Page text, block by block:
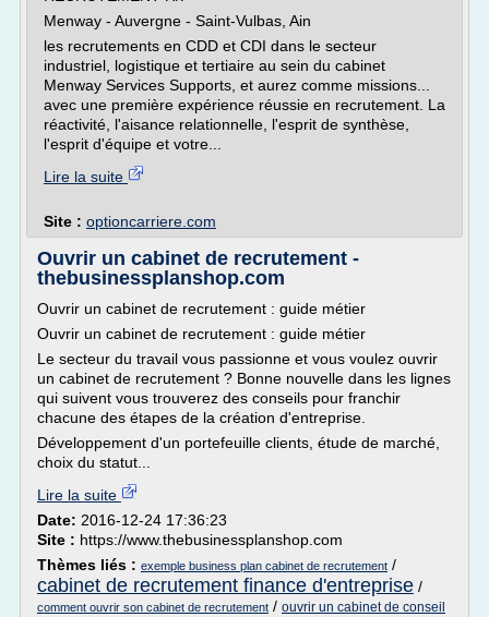
Menway - Auvergne - Saint-Vulbas, Ain
les recrutements en CDD et CDI dans le secteur
industriel, logistique et tertiaire au sein du cabinet
Menway Services Supports, et aurez comme missions...
avec une première expérience réussie en recrutement. La
réactivité, l'aisance relationnelle, l'esprit de synthèse,
l'esprit d'équipe et votre...
Lire la suite
Site : optioncarriere.com
Ouvrir un cabinet de recrutement -
thebusinessplanshop.com
Ouvrir un cabinet de recrutement : guide métier
Ouvrir un cabinet de recrutement : guide métier
Le secteur du travail vous passionne et vous voulez ouvrir
un cabinet de recrutement ? Bonne nouvelle dans les lignes
qui suivent vous trouverez des conseils pour franchir
chacune des étapes de la création d'entreprise.
Développement d'un portefeuille clients, étude de marché,
choix du statut...
Lire la suite
Date: 2016-12-24 17:36:23
Site : https://www.thebusinessplanshop.com
Thèmes liés : exemple business plan cabinet de recrutement /
cabinet de recrutement finance d'entreprise /
comment ouvrir son cabinet de recrutement / ouvrir un cabinet de conseil